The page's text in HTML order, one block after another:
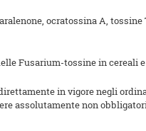
ocratossina A,
Fusarium-tossine in cereali
in vigore negli
assolutamente non